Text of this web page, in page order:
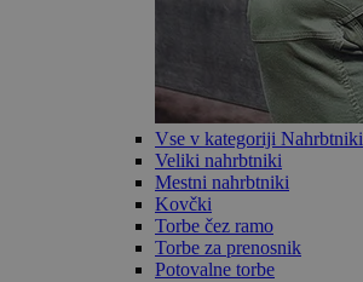
Vse v kategoriji Nahrbtniki
Veliki nahrbtniki
Mestni nahrbtniki
Kovčki
Torbe čez ramo
Torbe za prenosnik
Potovalne torbe